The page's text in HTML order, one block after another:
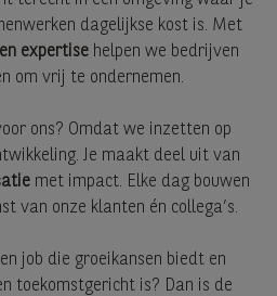
dagelijkse kost is. Met
expertise helpen we bedrijven
om vrij te ondernemen.
ons? Omdat we inzetten op
Je maakt deel uit van
met impact. Elke dag bouwen
van onze klanten én collega’s.
job die groeikansen biedt en
toekomstgericht is? Dan is de